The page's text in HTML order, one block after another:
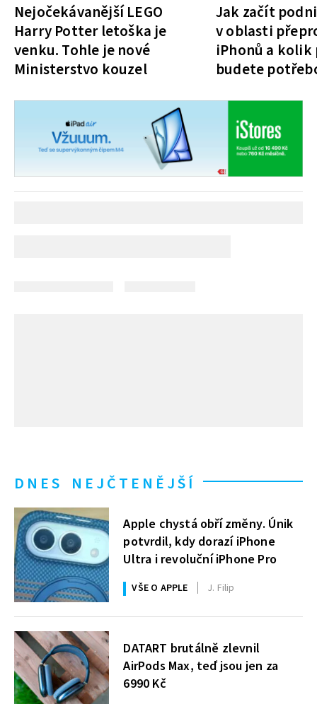
Nejočekávanější LEGO
Harry Potter letoška je
venku. Tohle je nové
Ministerstvo kouzel
Jak začít
v oblasti
iPhonů a kolik
budete
DNES NEJČTENĚJŠÍ
Apple chystá obří změny. Únik
potvrdil, kdy dorazí iPhone
Ultra i revoluční iPhone Pro
VŠE O APPLE J. Filip
DATART brutálně zlevnil
AirPods Max, teď jsou jen za
6990 Kč